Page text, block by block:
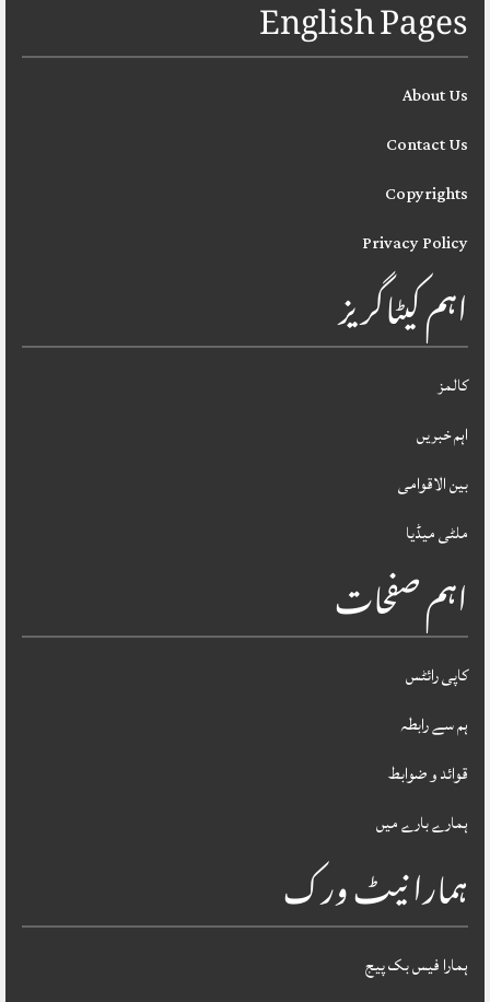
English Pages
About Us
Contact Us
Copyrights
Privacy Policy
اہم کیٹاگریز
کالمز
اہم خبریں
بین الاقوامی
ملٹی میڈیا
اہم صفحات
کاپی رائٹس
ہم سے رابطہ
قوائد و ضوابط
ہمارے بارے میں
ہمارا نیٹ ورک
ہمارا فیس بک پیج